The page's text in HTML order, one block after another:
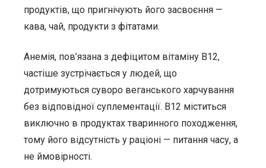
продуктів, що пригнічують його засвоєння —
кава, чай, продукти з фітатами.
Анемія, пов’язана з дефіцитом вітаміну B12,
частіше зустрічається у людей, що
дотримуються суворо веганського харчування
без відповідної суплементації. B12 міститься
виключно в продуктах тваринного походження,
тому його відсутність у раціоні — питання часу, а
не ймовірності.